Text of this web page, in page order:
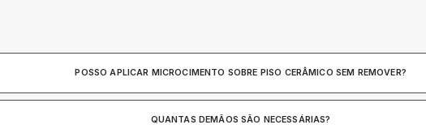
POSSO APLICAR MICROCIMENTO SOBRE PISO CERÂMICO SEM REMOVER?
QUANTAS DEMÃOS SÃO NECESSÁRIAS?